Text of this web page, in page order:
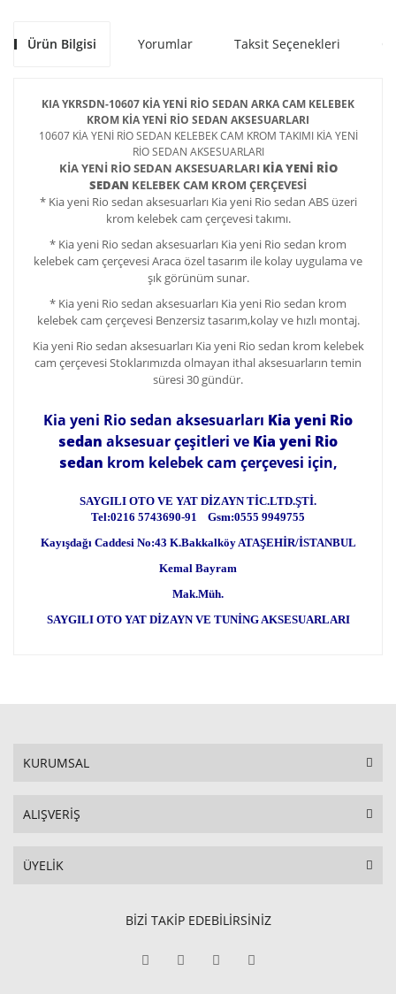
Ürün Bilgisi Yorumlar Taksit Seçenekleri
KIA YKRSDN-10607 KİA YENİ RİO SEDAN ARKA CAM KELEBEK
KROM KİA YENİ RİO SEDAN AKSESUARLARI
10607 KİA YENİ RİO SEDAN KELEBEK CAM KROM TAKIMI KİA YENİ
RİO SEDAN AKSESUARLARI
KİA YENİ RİO SEDAN AKSESUARLARI KİA YENİ RİO
SEDAN KELEBEK CAM KROM ÇERÇEVESİ
* Kia yeni Rio sedan aksesuarları Kia yeni Rio sedan ABS üzeri
krom kelebek cam çerçevesi takımı.
* Kia yeni Rio sedan aksesuarları Kia yeni Rio sedan krom
kelebek cam çerçevesiAraca özel tasarım ile kolay uygulama ve
şık görünüm sunar.
* Kia yeni Rio sedan aksesuarları Kia yeni Rio sedan krom
kelebek cam çerçevesiBenzersiz tasarım,kolay ve hızlı montaj.
Kia yeni Rio sedan aksesuarları Kia yeni Rio sedan krom kelebek
cam çerçevesiStoklarımızda olmayan ithal aksesuarların temin
süresi 30 gündür.
Kia yeni Rio sedan aksesuarları Kia yeni Rio
sedan aksesuar çeşitleri ve Kia yeni Rio
sedan krom kelebek cam çerçevesi için,
SAYGILI OTO VE YAT DİZAYN TİC.LTD.ŞTİ.
Tel:0216 5743690-91 Gsm:0555 9949755
Kayışdağı Caddesi No:43 K.Bakkalköy ATAŞEHİR/İSTANBUL
Kemal Bayram
Mak.Müh.
SAYGILI OTO YAT DİZAYN VE TUNİNG AKSESUARLARI
KURUMSAL
ALIŞVERİŞ
ÜYELİK
BİZİ TAKİP EDEBİLİRSİNİZ